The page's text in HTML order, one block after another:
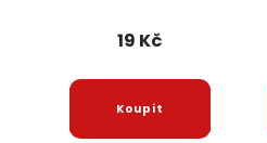
19 Kč